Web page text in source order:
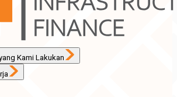
Kami Lakukan